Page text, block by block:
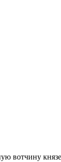
вотчину